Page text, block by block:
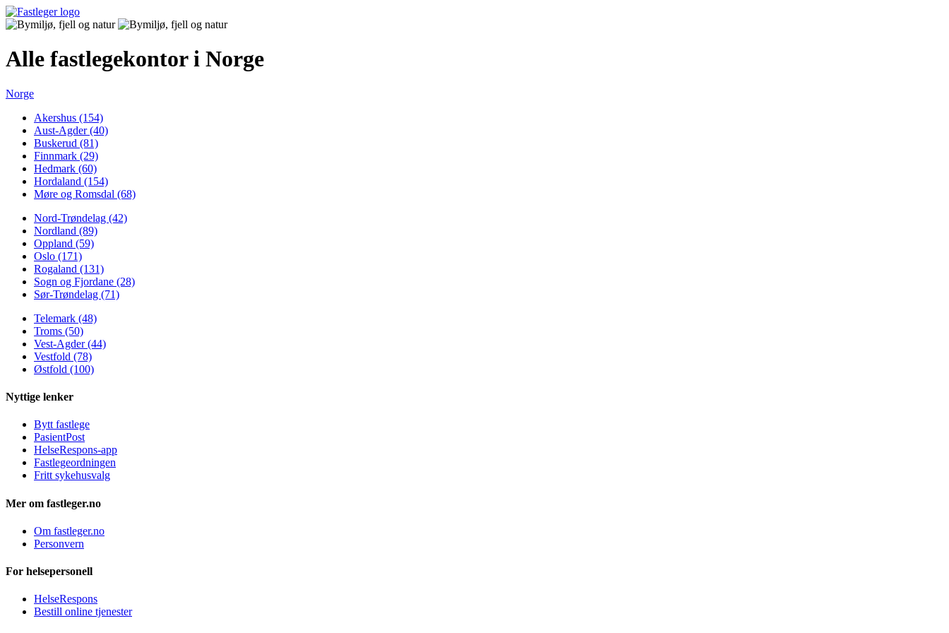
Alle fastlegekontor i Norge
Norge
Akershus (154)
Aust-Agder (40)
Buskerud (81)
Finnmark (29)
Hedmark (60)
Hordaland (154)
Møre og Romsdal (68)
Nord-Trøndelag (42)
Nordland (89)
Oppland (59)
Oslo (171)
Rogaland (131)
Sogn og Fjordane (28)
Sør-Trøndelag (71)
Telemark (48)
Troms (50)
Vest-Agder (44)
Vestfold (78)
Østfold (100)
Nyttige lenker
Bytt fastlege
PasientPost
HelseRespons-app
Fastlegeordningen
Fritt sykehusvalg
Mer om fastleger.no
Om fastleger.no
Personvern
For helsepersonell
HelseRespons
Bestill online tjenester